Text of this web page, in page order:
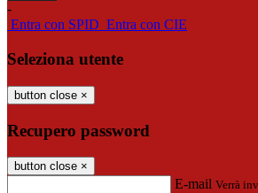
-
Entra con SPID Entra con CIE
Seleziona utente
button close ×
Recupero password
button close ×
E-mail Verrà